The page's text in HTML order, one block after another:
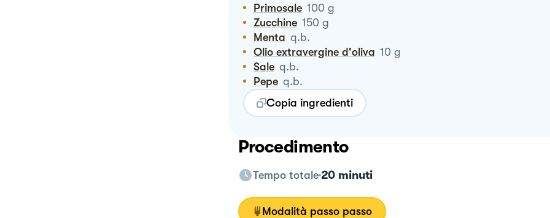
Primosale 100 g
Zucchine 150 g
Menta q.b.
Olio extravergine d'oliva 10 g
Sale q.b.
Pepe q.b.
Copia ingredienti
Procedimento
Tempo totale 20 minuti
Modalità passo passo